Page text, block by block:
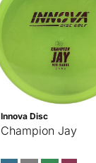
Innova Disc
Champion Jay